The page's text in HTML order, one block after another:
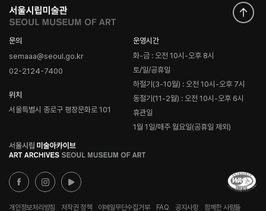
문의
semaaa@seoul.go.kr
02-2124-7400
위치
서울특별시 종로구 평창문화로 101
운영시간
화-금 : 오전 10시-오후 8시
토/일/공휴일
하절기(3-10월) : 오전 10시-오후 7시
동절기(11-2월) : 오전 10시-오후 6시
휴관일
1월 1일/매주 월요일(공휴일 제외)
로
고
개인정보처리방침 저작권 정책 이메일무단수집거부 FAQ 공지사항 함께한 사람들